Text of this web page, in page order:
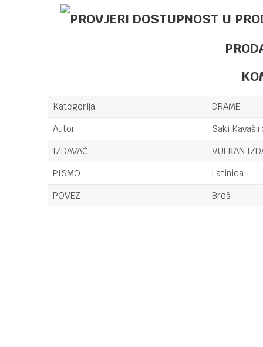
Kategorija
DRAME
Autor
Saki
IZDAVAČ
VULKAN
PISMO
Latinica
POVEZ
Broš